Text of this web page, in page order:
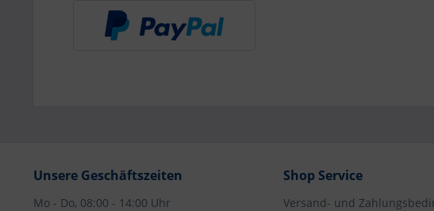
Unsere Geschäftszeiten
Mo - Do, 08:00 - 14:00 Uhr
Shop Service
Versand- und